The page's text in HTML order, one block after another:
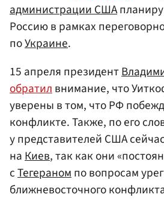
администрации США
Россию в рамках
поУкраине.
15 апреля президент
обратилвнимание, что
уверены в том, что РФ
конфликте. Также, по его
у представителей США
наКиев, так как они
сТегераномпо вопросам
ближневосточного